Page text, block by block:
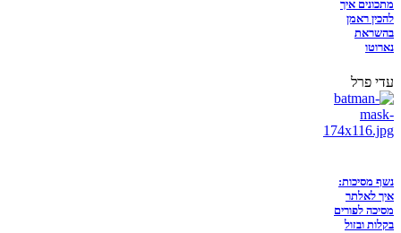
מתכונים איך
להכין ראמן
בהשראת
נארוטו
עדי פרל
נשף מסיכות:
איך לאלתר
מסיכה לפורים
בקלות ובזול